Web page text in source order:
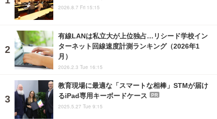
2026.8.7 Fri 15:15
有線LANは私立大が上位独占…リシード学校イン
ターネット回線速度計測ランキング（2026年1
月）
2026.2.3 Tue 16:15
教育現場に最適な「スマートな相棒」STMが届け
るiPad専用キーボードケース
PR
2025.5.27 Tue 9:15